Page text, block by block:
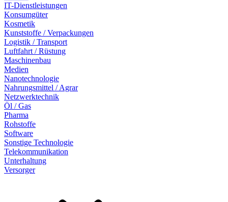
IT-Dienstleistungen
Konsumgüter
Kosmetik
Kunststoffe / Verpackungen
Logistik / Transport
Luftfahrt / Rüstung
Maschinenbau
Medien
Nanotechnologie
Nahrungsmittel / Agrar
Netzwerktechnik
Öl / Gas
Pharma
Rohstoffe
Software
Sonstige Technologie
Telekommunikation
Unterhaltung
Versorger